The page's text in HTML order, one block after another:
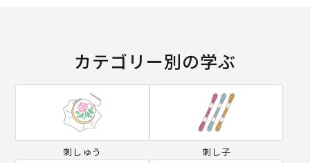
カテゴリー別の学ぶ
刺しゅう 刺し子